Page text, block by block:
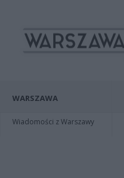
WARSZAWA
Wiadomości z Warszawy